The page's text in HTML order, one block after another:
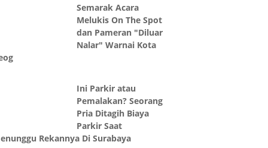
Semarak Acara
Melukis On The Spot
dan Pameran "Diluar
Nalar" Warnai Kota
Ini Parkir atau
Pemalakan? Seorang
Pria Ditagih Biaya
Parkir Saat
Rekannya Di Surabaya